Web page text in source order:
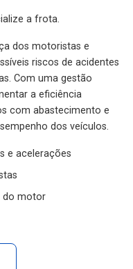
a frota.
dos motoristas e
riscos de acidentes
Com uma gestão
a eficiência
com abastecimento e
dos veículos.
e acelerações
do motor